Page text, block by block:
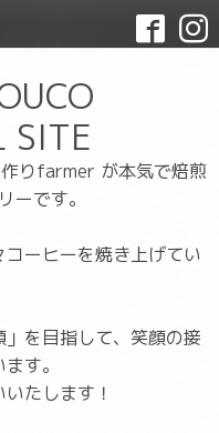
SITE
りfarmer が本気で焙煎
ーです。
ーヒーを焼き上げてい
を目指して、笑顔の接
す。
たします！